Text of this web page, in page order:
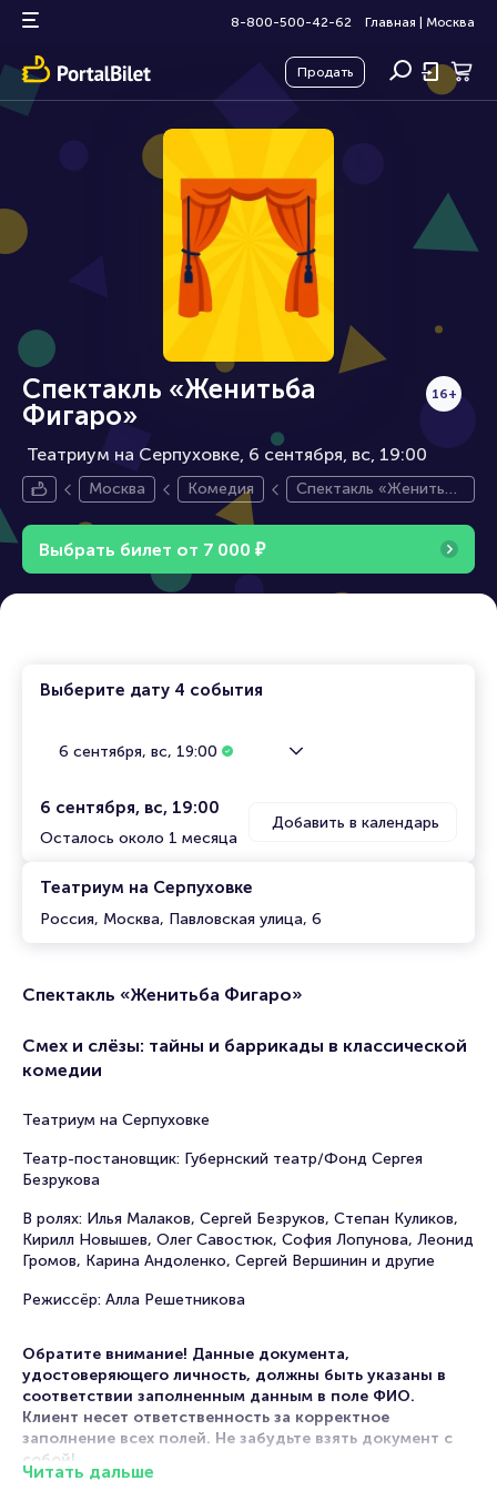
8-800-500-42-62 Главная Москва
Продать
Спектакль «Женитьба
Фигаро»
Театриум на Серпуховке, 6 сентября
16+
вс, 19:00
Москва Комедия
Спектакль «Женитьба
Выбрать билет от 7 000 ₽
Выберите дату 4 события
6 сентября, вс, 19:00
6 сентября, вс, 19:00
Осталось около 1 месяца
Добавить в календарь
Театриум на Серпуховке
Россия, Москва, Павловская улица, 6
Спектакль «Женитьба Фигаро»
Смех и слёзы: тайны и баррикады в классической
комедии
Театриум на Серпуховке
Театр-постановщик: Губернский театр/Фонд Сергея
Безрукова
В ролях: Илья Малаков, Сергей Безруков, Степан Куликов,
Кирилл Новышев, Олег Савостюк, София Лопунова, Леонид
Громов, Карина Андоленко, Сергей Вершинин и другие
Режиссёр: Алла Решетникова
Обратите внимание! Данные документа,
удостоверяющего личность, должны быть указаны в
соответствии заполненным данным в поле ФИО.
Клиент несет ответственность за корректное
заполнение всех полей. Не забудьте взять документ с
собой!
Читать дальше